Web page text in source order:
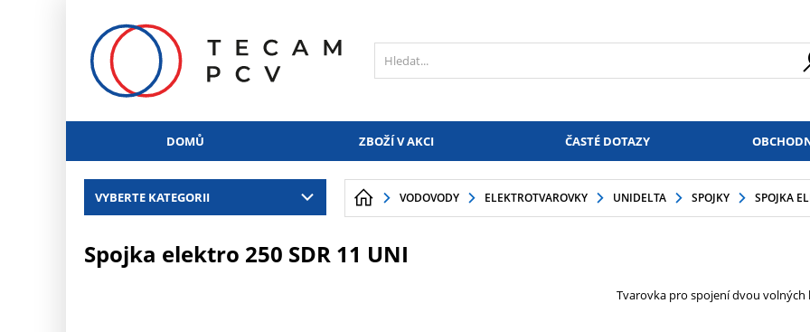
DOMŮ ZBOŽÍ V AKCI ČASTÉ DOTAZY
VYBERTE KATEGORII VODOVODY ELEKTROTVAROVKY UNIDELTA SPOJKY SPOJKA
Spojka elektro 250 SDR 11 UNI
Tvarovka pro spojení dvou